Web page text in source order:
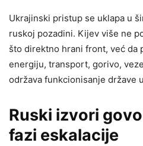
Ukrajinski pristup se uklapa u
ruskoj pozadini. Kijev više ne
što direktno hrani front, već da
energiju, transport, gorivo,
održava funkcionisanje države
Ruski izvori
fazi eskalacije